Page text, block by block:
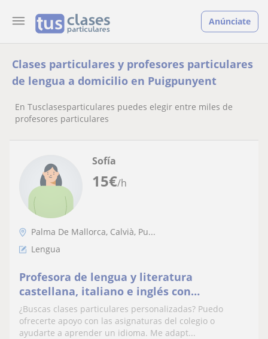
Anúnciate
Clases particulares y profesores particulares
de lengua a domicilio en Puigpunyent
En Tusclasesparticulares puedes elegir entre miles de
profesores particulares
15€/h
Sofía
Palma De Mallorca, Calvià, Pu...
Lengua
Profesora de lengua y literatura
castellana, italiano e inglés con
experiencia trabajando con niños, jóvenes
y adultos.
¿Buscas clases particulares personalizadas? Puedo
ofrecerte apoyo con las asignaturas del colegio o
ayudarte a aprender un idioma. Me adapt...